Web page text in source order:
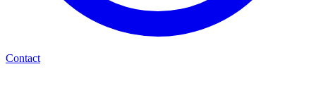
Contact